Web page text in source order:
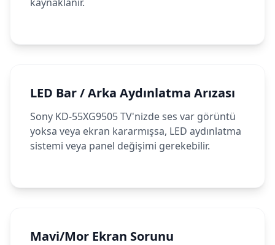
LED Bar / Arka Aydınlatma Arızası
Sony KD-55XG9505 TV'nizde ses var görüntü
yoksa veya ekran kararmışsa, LED aydınlatma
sistemi veya panel değişimi gerekebilir.
Mavi/Mor Ekran Sorunu